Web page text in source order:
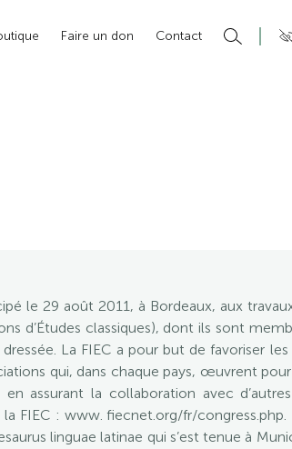
Faire un don
Contact
le 29 août 2011, à Bordeaux, aux
d’Études classiques), dont ils sont
La FIEC a pour but de favoriser les
qui, dans chaque pays, œuvrent
assurant la collaboration avec
FIEC : www. fiecnet.org/fr/
linguae latinae qui s’est tenue à